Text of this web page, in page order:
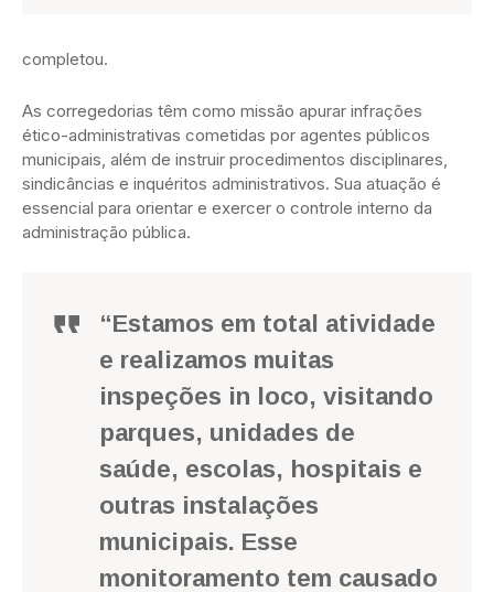
completou.
As corregedorias têm como missão apurar infrações
ético-administrativas cometidas por agentes públicos
municipais, além de instruir procedimentos disciplinares,
sindicâncias e inquéritos administrativos. Sua atuação é
essencial para orientar e exercer o controle interno da
administração pública.
“Estamos em total atividade
e realizamos muitas
inspeções in loco, visitando
parques, unidades de
saúde, escolas, hospitais e
outras instalações
municipais. Esse
monitoramento tem causado